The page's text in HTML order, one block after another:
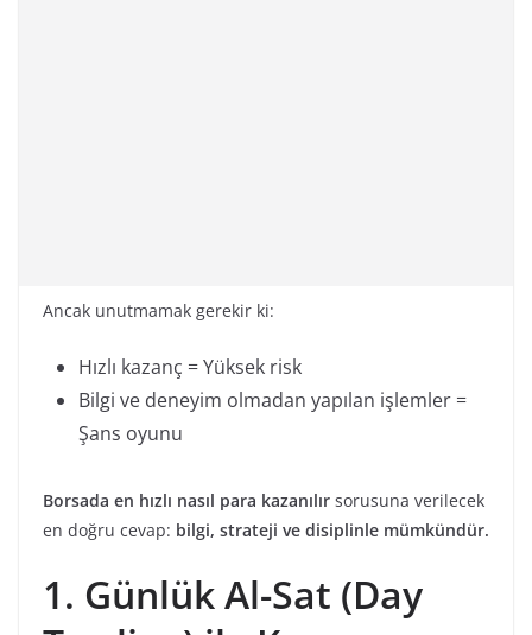
Ancak unutmamak gerekir ki:
Hızlı kazanç = Yüksek risk
Bilgi ve deneyim olmadan yapılan işlemler =
Şans oyunu
Borsada en hızlı nasıl para kazanılır sorusuna verilecek
en doğru cevap: bilgi, strateji ve disiplinle mümkündür.
1. Günlük Al-Sat (Day